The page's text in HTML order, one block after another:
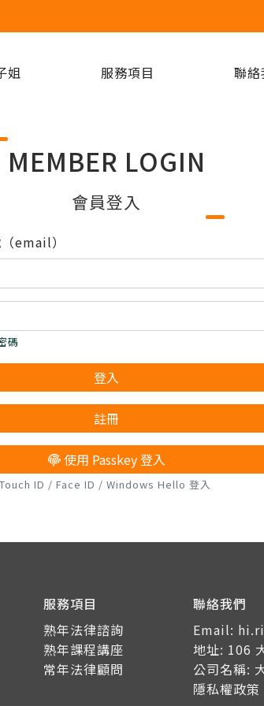
姐 服務項目 聯絡
MEMBER LOGIN
會員登入
email）
碼
登入
註冊
使用 Passkey 登入
ID / Face ID / Windows Hello 登入
服務項目
熟年法律諮詢
熟年課程講座
常年法律顧問
聯絡我們
Email:
地址: 106
公司名稱:
隱私權政策